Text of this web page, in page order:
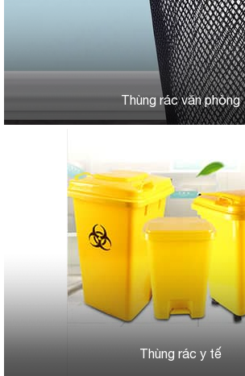
Thùng rác văn phòng
Thùng rác y tế